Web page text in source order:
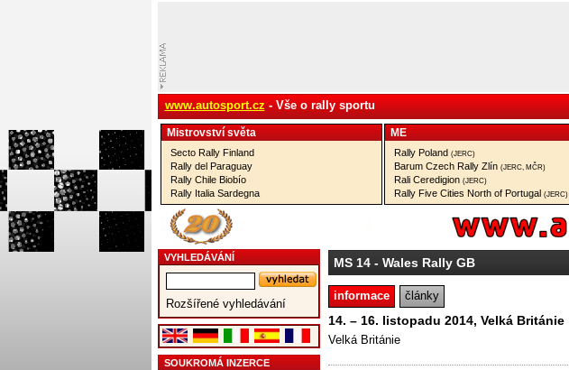
www.autosport.cz - Vše o rally sportu
Mistrovství­ světa
Secto Rally Finland
Rally del Paraguay
Rally Chile Biobío
Rally Italia Sardegna
ME
Rally Poland (JERC)
Barum Czech Rally Zlín (JERC, MČR)
Rali Ceredigion (JERC)
Rally Five Cities North of Portugal (JERC)
VYHLEDÁVÁNÍ
Rozšířené vyhledávání
SOUKROMÁ INZERCE
MS 14- Wales Rally GB
informace články
14. – 16. listopadu 2014, Velká Británie
Velká Británie